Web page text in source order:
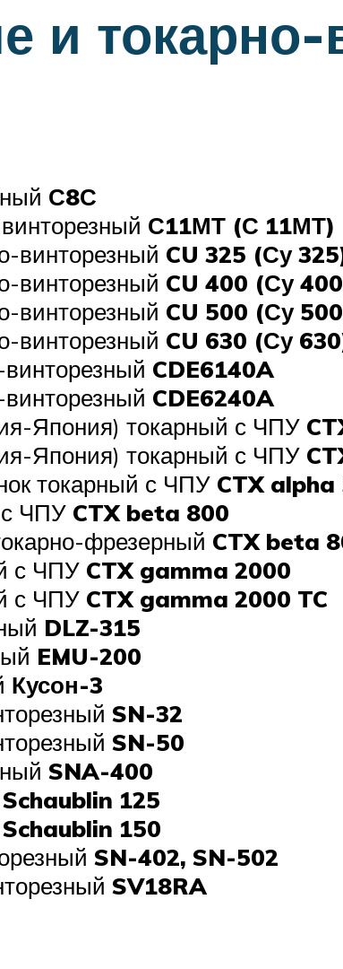
и
С8С
С11МТ (С 11МТ)
винторезный CU 325 (Су
винторезный CU 400 (Су
винторезный CU 500 (Су
винторезный CU 630 (Су
CDE6140A
CDE6240A
Япония) токарный с ЧПУ
Япония) токарный с ЧПУ
токарный с ЧПУ CTX alpha
с ЧПУ CTX beta 800
фрезерный CTX beta
с ЧПУ CTX gamma 2000
с ЧПУ CTX gamma 2000 TC
DLZ-315
EMU-200
Кусон-3
SN-32
SN-50
SNA-400
Schaublin 125
Schaublin 150
SN-402, SN-502
SV18RA